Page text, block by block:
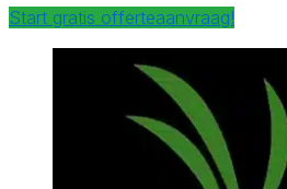
Start gratis offerteaanvraag!